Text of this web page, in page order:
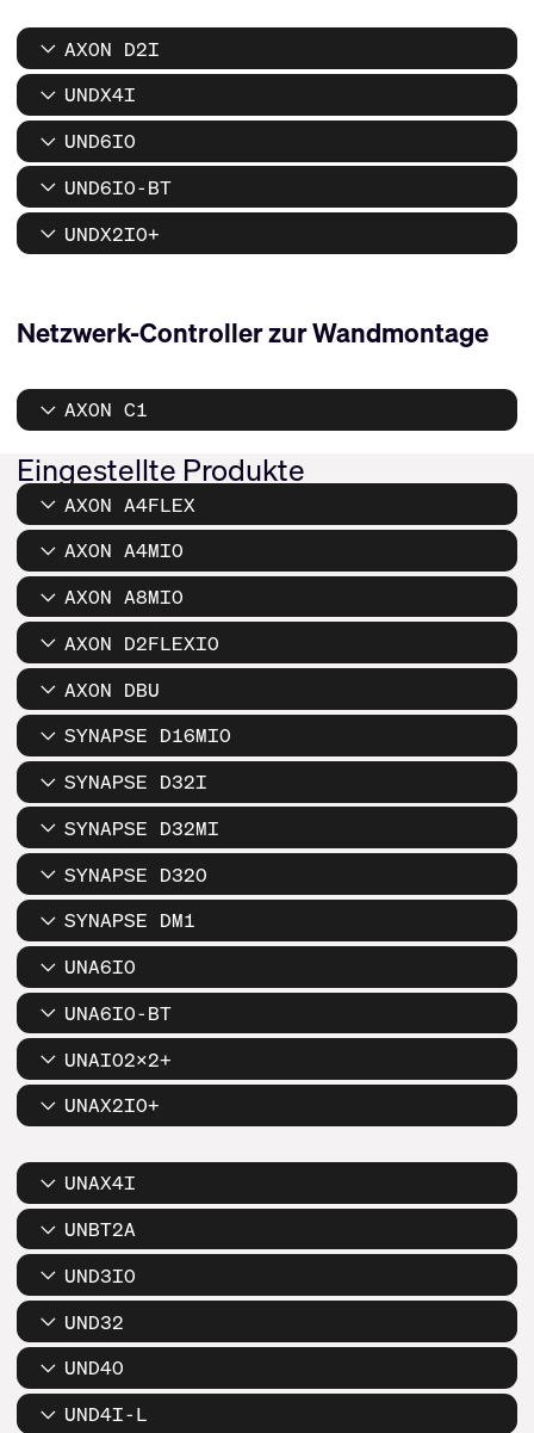
AXON D2I
UNDX4I
UND6IO
UND6IO-BT
UNDX2IO+
Netzwerk-Controller zur Wandmontage
AXON C1
Eingestellte Produkte
AXON A4FLEX
AXON A4MIO
AXON A8MIO
AXON D2FLEXIO
AXON DBU
SYNAPSE D16MIO
SYNAPSE D32I
SYNAPSE D32MI
SYNAPSE D32O
SYNAPSE DM1
UNA6IO
UNA6IO-BT
UNAIO2X2+
UNAX2IO+
UNAX4I
UNBT2A
UND3IO
UND32
UND4O
UND4I-L